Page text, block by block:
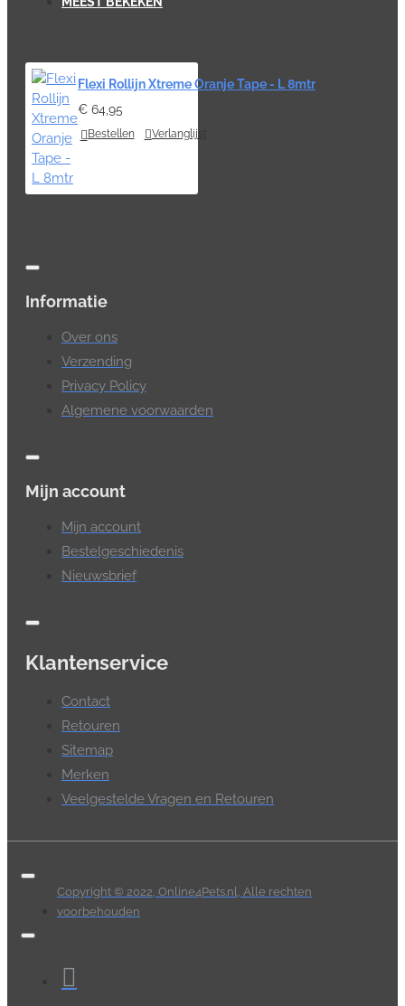
Flexi Rollijn Xtreme Oranje Tape - L 8mtr
€ 64,95
Bestellen Verlanglijst
Informatie
Over ons
Verzending
Privacy Policy
Algemene voorwaarden
Mijn account
Mijn account
Bestelgeschiedenis
Nieuwsbrief
Klantenservice
Contact
Retouren
Sitemap
Merken
Veelgestelde Vragen en Retouren
Copyright © 2022, Online4Pets.nl, Alle rechten
voorbehouden